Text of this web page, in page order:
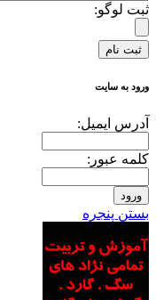
ثبت لوگو:
ورود به سایت
آدرس ايميل:
کلمه عبور:
بستن پنجره